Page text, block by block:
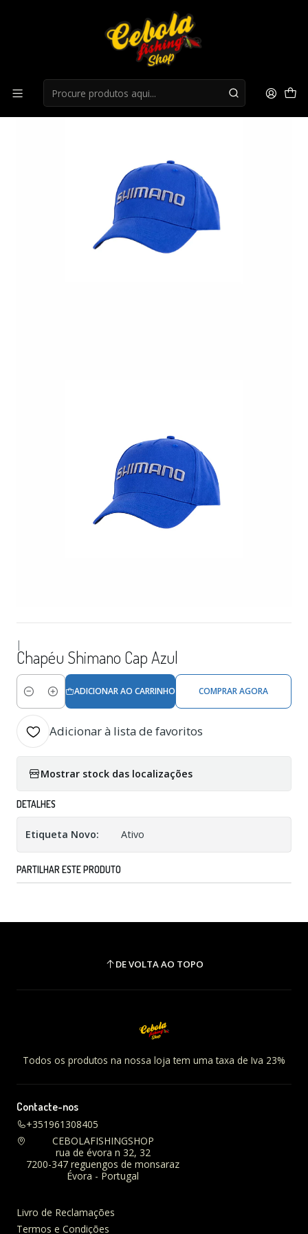
Chapéu Shimano Cap Azul
|
Chapéu Shimano Cap Azul
Quantidade
ADICIONAR AO CARRINHO COMPRAR AGORA
Adicionar à lista de favoritos
Mostrar stock das localizações
DETALHES
Etiqueta Novo: Ativo
PARTILHAR ESTE PRODUTO
DE VOLTA AO TOPO
Todos os produtos na nossa loja tem uma taxa de Iva 23%
Contacte-nos
+351961308405
CEBOLAFISHINGSHOP
rua de évora n 32, 32
7200-347 reguengos de monsaraz
Évora - Portugal
Livro de Reclamações
Termos e Condições